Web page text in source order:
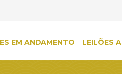
EM ANDAMENTO LEILÕES